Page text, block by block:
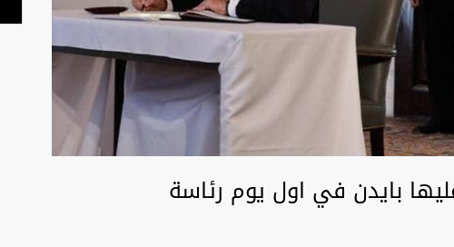
بايدن في اول يوم رئاسة